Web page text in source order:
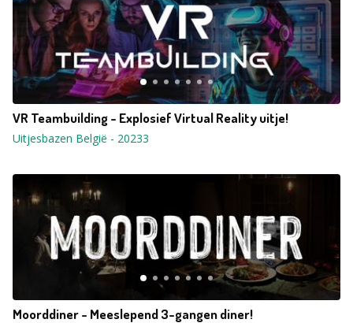
VR Teambuilding - Explosief Virtual Reality uitje!
Uitjesbazen België - 20233
Moorddiner - Meeslepend 3-gangen diner!